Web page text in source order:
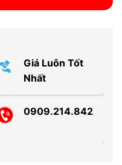
Giá Luôn Tốt
Nhất
0909.214.842